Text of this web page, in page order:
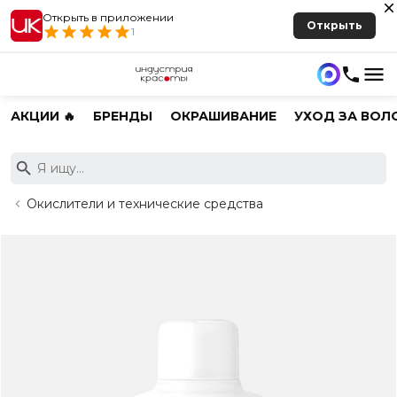
Открыть в приложении
1
Открыть
АКЦИИ 🔥 БРЕНДЫ ОКРАШИВАНИЕ УХОД ЗА
Окислители и технические средства